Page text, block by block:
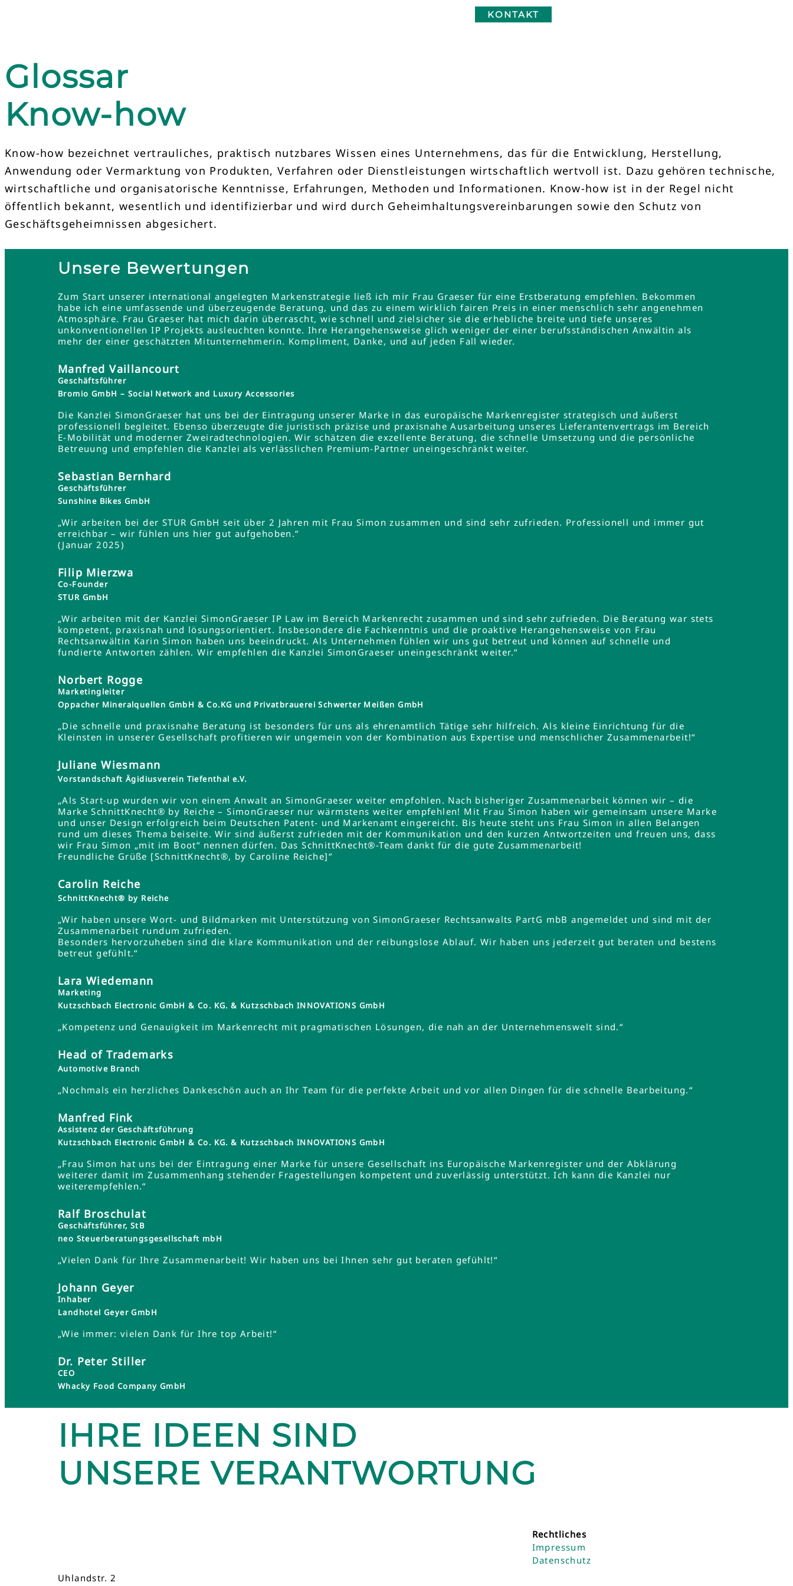
KONTAKT
Glossar
Know-how
Know-how bezeichnet vertrauliches, praktisch nutzbares Wissen eines Unternehmens, das für die Entwicklung, Herstellung,
Anwendung oder Vermarktung von Produkten, Verfahren oder Dienstleistungen wirtschaftlich wertvoll ist. Dazu gehören technische,
wirtschaftliche und organisatorische Kenntnisse, Erfahrungen, Methoden und Informationen. Know-how ist in der Regel nicht
öffentlich bekannt, wesentlich und identifizierbar und wird durch Geheimhaltungsvereinbarungen sowie den Schutz von
Geschäftsgeheimnissen abgesichert.
Unsere Bewertungen
Zum Start unserer international angelegten Markenstrategie ließ ich mir Frau Graeser für eine Erstberatung empfehlen. Bekommen
habe ich eine umfassende und überzeugende Beratung, und das zu einem wirklich fairen Preis in einer menschlich sehr angenehmen
Atmosphäre. Frau Graeser hat mich darin überrascht, wie schnell und zielsicher sie die erhebliche breite und tiefe unseres
unkonventionellen IP Projekts ausleuchten konnte. Ihre Herangehensweise glich weniger der einer berufsständischen Anwältin als
mehr der einer geschätzten Mitunternehmerin. Kompliment, Danke, und auf jeden Fall wieder.
Manfred Vaillancourt
Geschäftsführer
Bromio GmbH – Social Network and Luxury Accessories
Die Kanzlei SimonGraeser hat uns bei der Eintragung unserer Marke in das europäische Markenregister strategisch und äußerst
professionell begleitet. Ebenso überzeugte die juristisch präzise und praxisnahe Ausarbeitung unseres Lieferantenvertrags im Bereich
E-Mobilität und moderner Zweiradtechnologien. Wir schätzen die exzellente Beratung, die schnelle Umsetzung und die persönliche
Betreuung und empfehlen die Kanzlei als verlässlichen Premium-Partner uneingeschränkt weiter.
Sebastian Bernhard
Geschäftsführer
Sunshine Bikes GmbH
„Wir arbeiten bei der STUR GmbH seit über 2 Jahren mit Frau Simon zusammen und sind sehr zufrieden. Professionell und immer gut
erreichbar – wir fühlen uns hier gut aufgehoben.“
(Januar 2025)
Filip Mierzwa
Co-Founder
STUR GmbH
„Wir arbeiten mit der Kanzlei SimonGraeser IP Law im Bereich Markenrecht zusammen und sind sehr zufrieden. Die Beratung war stets
kompetent, praxisnah und lösungsorientiert. Insbesondere die Fachkenntnis und die proaktive Herangehensweise von Frau
Rechtsanwältin Karin Simon haben uns beeindruckt. Als Unternehmen fühlen wir uns gut betreut und können auf schnelle und
fundierte Antworten zählen. Wir empfehlen die Kanzlei SimonGraeser uneingeschränkt weiter.“
Norbert Rogge
Marketingleiter
Oppacher Mineralquellen GmbH & Co.KG und Privatbrauerei Schwerter Meißen GmbH
„Die schnelle und praxisnahe Beratung ist besonders für uns als ehrenamtlich Tätige sehr hilfreich. Als kleine Einrichtung für die
Kleinsten in unserer Gesellschaft profitieren wir ungemein von der Kombination aus Expertise und menschlicher Zusammenarbeit!“
Juliane Wiesmann
Vorstandschaft Ägidiusverein Tiefenthal e.V.
„Als Start-up wurden wir von einem Anwalt an SimonGraeser weiter empfohlen. Nach bisheriger Zusammenarbeit können wir – die
Marke SchnittKnecht® by Reiche – SimonGraeser nur wärmstens weiter empfehlen! Mit Frau Simon haben wir gemeinsam unsere Marke
und unser Design erfolgreich beim Deutschen Patent- und Markenamt eingereicht. Bis heute steht uns Frau Simon in allen Belangen
rund um dieses Thema beiseite. Wir sind äußerst zufrieden mit der Kommunikation und den kurzen Antwortzeiten und freuen uns, dass
wir Frau Simon „mit im Boot“ nennen dürfen. Das SchnittKnecht®-Team dankt für die gute Zusammenarbeit!
Freundliche Grüße [SchnittKnecht®, by Caroline Reiche]“
Carolin Reiche
SchnittKnecht® by Reiche
„Wir haben unsere Wort- und Bildmarken mit Unterstützung von SimonGraeser Rechtsanwalts PartG mbB angemeldet und sind mit der
Zusammenarbeit rundum zufrieden.
Besonders hervorzuheben sind die klare Kommunikation und der reibungslose Ablauf. Wir haben uns jederzeit gut beraten und bestens
betreut gefühlt.“
Lara Wiedemann
Marketing
Kutzschbach Electronic GmbH & Co. KG. & Kutzschbach INNOVATIONS GmbH
„Kompetenz und Genauigkeit im Markenrecht mit pragmatischen Lösungen, die nah an der Unternehmenswelt sind.“
Head of Trademarks
Automotive Branch
„Nochmals ein herzliches Dankeschön auch an Ihr Team für die perfekte Arbeit und vor allen Dingen für die schnelle Bearbeitung.“
Manfred Fink
Assistenz der Geschäftsführung
Kutzschbach Electronic GmbH & Co. KG. & Kutzschbach INNOVATIONS GmbH
„Frau Simon hat uns bei der Eintragung einer Marke für unsere Gesellschaft ins Europäische Markenregister und der Abklärung
weiterer damit im Zusammenhang stehender Fragestellungen kompetent und zuverlässig unterstützt. Ich kann die Kanzlei nur
weiterempfehlen.“
Ralf Broschulat
Geschäftsführer, StB
neo Steuerberatungsgesellschaft mbH
„Vielen Dank für Ihre Zusammenarbeit! Wir haben uns bei Ihnen sehr gut beraten gefühlt!“
Johann Geyer
Inhaber
Landhotel Geyer GmbH
„Wie immer: vielen Dank für Ihre top Arbeit!“
Dr. Peter Stiller
CEO
Whacky Food Company GmbH
IHRE IDEEN SIND
UNSERE VERANTWORTUNG
Uhlandstr. 2
Rechtliches
Impressum
Datenschutz